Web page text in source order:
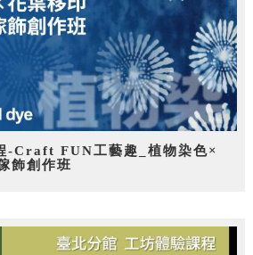
-Craft FUN工藝趣_植物染色×
飾創作班